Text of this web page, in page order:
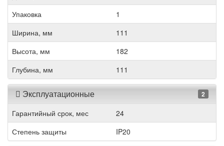
Упаковка
1
Ширина, мм
111
Высота, мм
182
Глубина, мм
111
Эксплуатационные 2
Гарантийный срок, мес
24
Степень защиты
IP20